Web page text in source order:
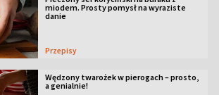
miodem. Prosty pomysł na wyraziste
danie
Przepisy
Wędzony twarożek w pierogach – prosto,
a genialnie!